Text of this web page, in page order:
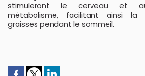
stimuleront le cerveau et
métabolisme, facilitant ainsi la
graisses pendant le sommeil.